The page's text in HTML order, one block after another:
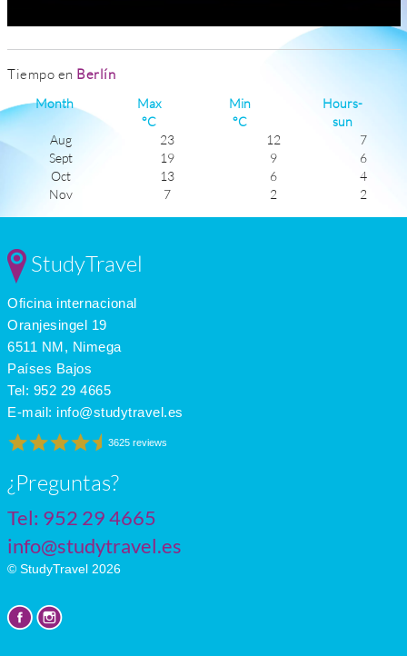
Tiempo en Berlín
Month
Max
°C
Min
°C
Hours-
sun
Aug
23 12
7
Sept
19 9
6
Oct
13 6
4
Nov
7 2
2
Mar
May
June
July
StudyTravel
Oficina internacional
Oranjesingel 19
6511 NM, Nimega
Países Bajos
Tel: 952 29 4665
E-mail: info@studytravel.es
3625 reviews
¿Preguntas?
Tel: 952 29 4665
info@studytravel.es
© StudyTravel 2026